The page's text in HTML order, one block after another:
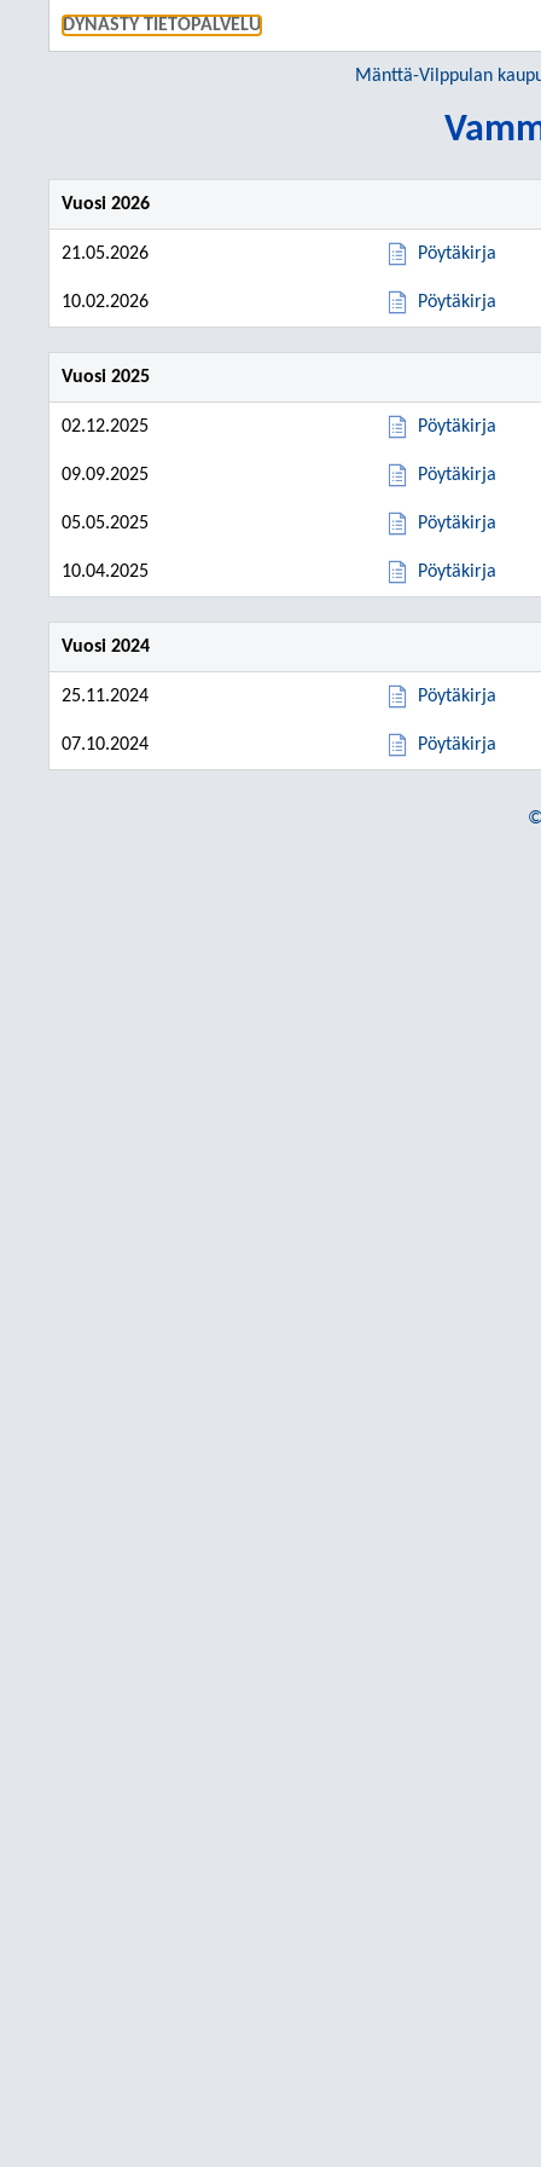
DYNASTY TIETOPALVELU
Mänttä-Vilppulan
Vuosi 2026
21.05.2026 Pöytäkirja
10.02.2026 Pöytäkirja
Vuosi 2025
02.12.2025 Pöytäkirja
09.09.2025 Pöytäkirja
05.05.2025 Pöytäkirja
10.04.2025 Pöytäkirja
Vuosi 2024
25.11.2024 Pöytäkirja
07.10.2024 Pöytäkirja